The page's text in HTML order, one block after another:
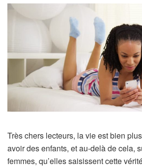
Très chers lecteurs, la vie est bien
avoir des enfants, et au-delà de cela,
femmes, qu’elles saisissent cette